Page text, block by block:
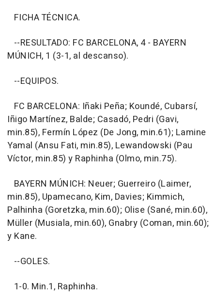
FICHA TÉCNICA.
--RESULTADO: FC BARCELONA, 4 - BAYERN
MÚNICH, 1 (3-1, al descanso).
--EQUIPOS.
FC BARCELONA: Iñaki Peña; Koundé, Cubarsí,
Iñigo Martínez, Balde; Casadó, Pedri (Gavi,
min.85), Fermín López (De Jong, min.61); Lamine
Yamal (Ansu Fati, min.85), Lewandowski (Pau
Víctor, min.85) y Raphinha (Olmo, min.75).
BAYERN MÚNICH: Neuer; Guerreiro (Laimer,
min.85), Upamecano, Kim, Davies; Kimmich,
Palhinha (Goretzka, min.60); Olise (Sané, min.60),
Müller (Musiala, min.60), Gnabry (Coman, min.60);
y Kane.
--GOLES.
1-0. Min.1, Raphinha.